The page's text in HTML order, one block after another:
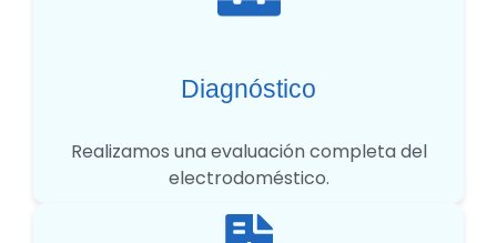
Diagnóstico
Realizamos una evaluación completa del
electrodoméstico.